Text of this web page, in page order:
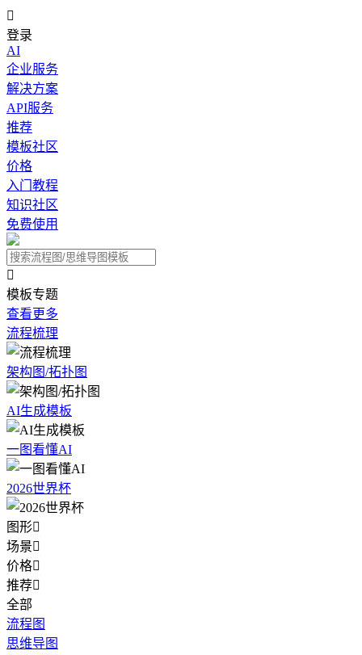

登录
AI
企业服务
解决方案
API服务
推荐
模板社区
价格
入门教程
知识社区
免费使用

模板专题
查看更多
流程梳理
架构图/拓扑图
AI生成模板
一图看懂AI
2026世界杯
图形
场景
价格
推荐
全部
流程图
思维导图